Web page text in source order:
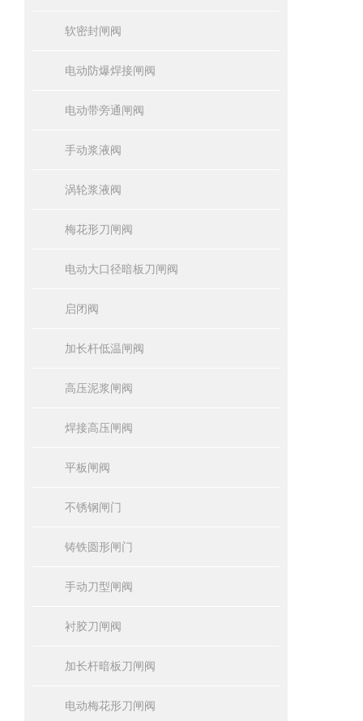
软密封闸阀
电动防爆焊接闸阀
电动带旁通闸阀
手动浆液阀
涡轮浆液阀
梅花形刀闸阀
电动大口径暗板刀闸阀
启闭阀
加长杆低温闸阀
高压泥浆闸阀
焊接高压闸阀
平板闸阀
不锈钢闸门
铸铁圆形闸门
手动刀型闸阀
衬胶刀闸阀
加长杆暗板刀闸阀
电动梅花形刀闸阀